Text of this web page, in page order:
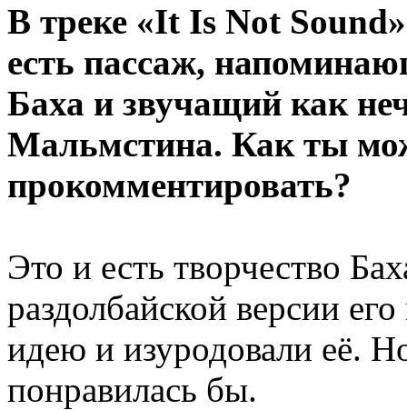
В треке «It Is Not
есть пассаж,
Баха и звучащий как
Мальмстина. Как ты
прокомментировать?
Это и есть творчество
раздолбайской версии
идею и изуродовали её.
понравилась бы.